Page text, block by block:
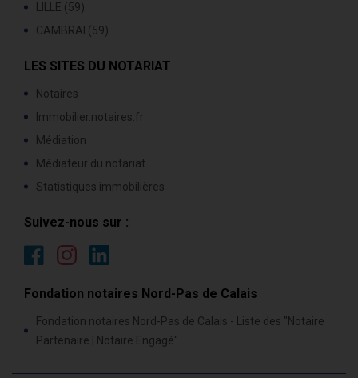
LILLE (59)
CAMBRAI (59)
LES SITES DU NOTARIAT
Notaires
Immobilier.notaires.fr
Médiation
Médiateur du notariat
Statistiques immobilières
Suivez-nous sur :
Fondation notaires Nord-Pas de Calais
Fondation notaires Nord-Pas de Calais - Liste des "Notaire
Partenaire | Notaire Engagé"